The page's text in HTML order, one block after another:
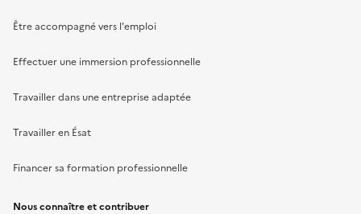
Être accompagné vers l'emploi
Effectuer une immersion professionnelle
Travailler dans une entreprise adaptée
Travailler en Ésat
Financer sa formation professionnelle
Nous connaître et contribuer